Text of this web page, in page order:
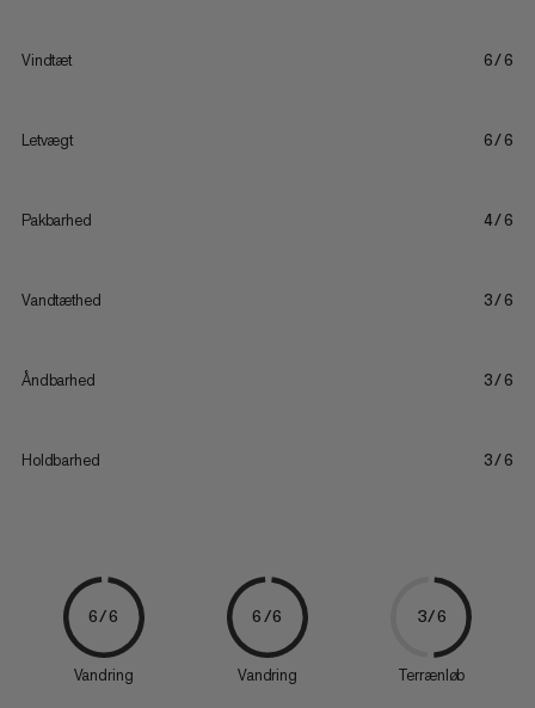
Vindtæt 6/6
Letvægt 6/6
Pakbarhed 4/6
Vandtæthed 3/6
Åndbarhed 3/6
Holdbarhed 3/6
6/6
Vandring
6/6
Vandring
3/6
Terrænløb